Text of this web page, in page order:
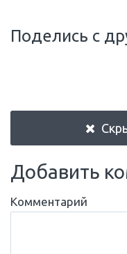
Поделись с
Добавить
Комментарий